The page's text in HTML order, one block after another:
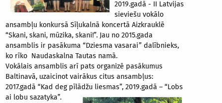
2019.gadā - II Latvijas
sieviešu vokālo
ansambļu konkursā Sīļukalnā koncertā Aizkrauklē
“Skani, skani, mūzika, skani!”. Jau no 2015.gada
ansamblis ir pasākuma “Dziesma vasarai” dalībnieks,
ko rīko Naudaskalna Tautas namā.
Vokālais ansamblis arī pats organizē pasākumus
Baltinavā, uzaicinot vairākus citus ansambļus:
2017.gadā “Kad deg pīlādžu liesmas”, 2019.gadā – “Lobs
ai lobu sazatyka”.